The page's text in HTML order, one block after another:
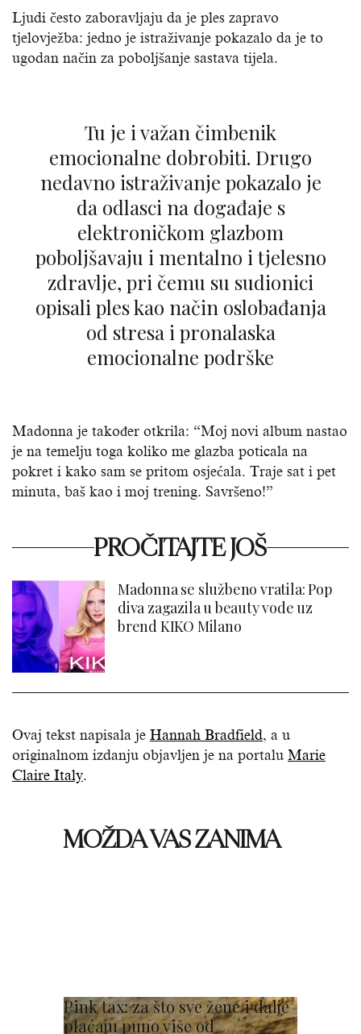
Ljudi često zaboravljaju da je ples zapravo
tjelovježba: jedno je istraživanje pokazalo da je to
ugodan način za poboljšanje sastava tijela.
Tu je i važan čimbenik
emocionalne dobrobiti. Drugo
nedavno istraživanje pokazalo je
da odlasci na događaje s
elektroničkom glazbom
poboljšavaju i mentalno i tjelesno
zdravlje, pri čemu su sudionici
opisali ples kao način oslobađanja
od stresa i pronalaska
emocionalne podrške
Madonna je također otkrila: “Moj novi album nastao
je na temelju toga koliko me glazba poticala na
pokret i kako sam se pritom osjećala. Traje sat i pet
minuta, baš kao i moj trening. Savršeno!”
PROČITAJTE JOŠ
Madonna se službeno vratila: Pop
diva zagazila u beauty vode uz
brend KIKO Milano
Ovaj tekst napisala je Hannah Bradfield, a u
originalnom izdanju objavljen je na portalu Marie
Claire Italy.
MOŽDA VAS ZANIMA
Pink tax: za što sve žene i dalje
plaćaju puno više od